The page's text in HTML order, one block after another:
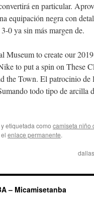
en particular.
equipación negra con
0 ya sin más margen de.
Museum to create our
to put a spin on These
the Town. El patrocinio
todo tipo de arcilla
y etiquetada como camiseta niño
enlace permanente.
– Micamisetanba